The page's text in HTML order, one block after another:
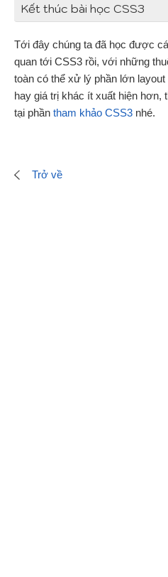
Kết thúc bài học CSS3
Tới đây chúng ta đã học được
quan tới CSS3 rồi, với những
toàn có thể xử lý phần lớn
hay giá trị khác ít xuất hiện hơn,
tại phần tham khảo CSS3 nhé.
Trở về